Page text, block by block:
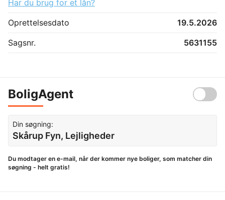
Har du brug for et lån?
Oprettelsesdato
19.5.2026
Sagsnr.
5631155
BoligAgent
Din søgning:
Skårup Fyn, Lejligheder
Du modtager en e-mail, når der kommer nye boliger, som matcher din
søgning - helt gratis!